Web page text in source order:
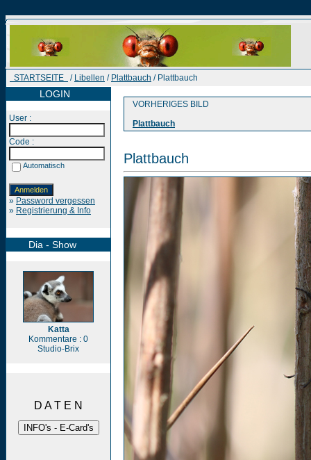
STARTSEITE / Libellen / Plattbauch / Plattbauch
LOGIN
User :
Code :
Automatisch
» Password vergessen
» Registrierung & Info
Dia - Show
Katta
Kommentare : 0
Studio-Brix
D A T E N
VORHERIGES BILD
Plattbauch
Plattbauch